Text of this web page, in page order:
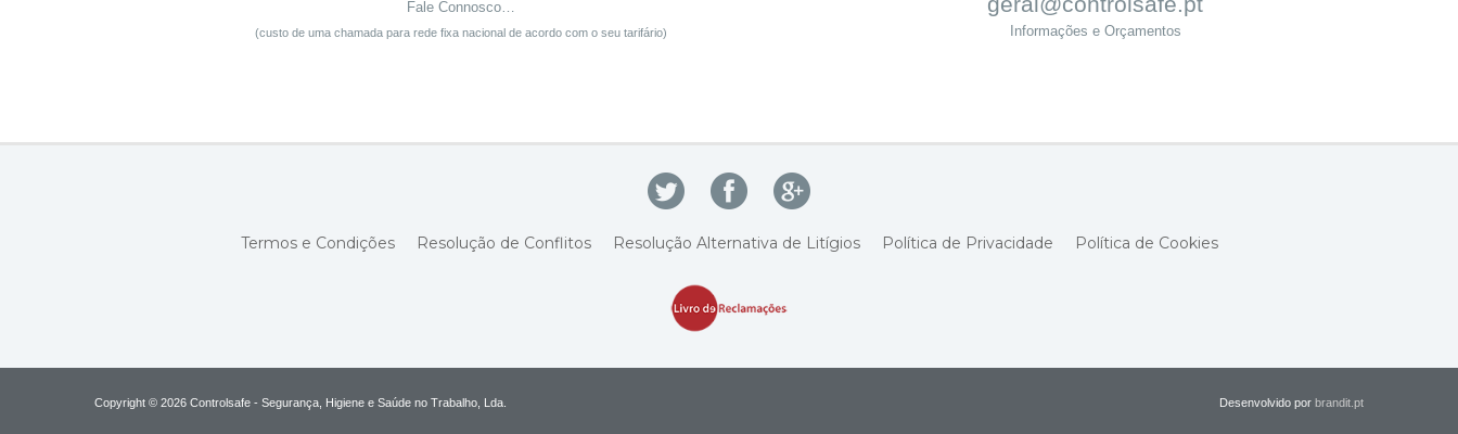
Fale Connosco…
(custo de uma chamada para rede fixa nacional de acordo com o seu tarifário) Informações e Orçamentos
Termos e Condições Resolução de Conflitos Resolução Alternativa de Litígios Política de Privacidade Política de Cookies
Copyright © 2026 Controlsafe - Segurança, Higiene e Saúde no Trabalho, Lda. Desenvolvido por brandit.pt